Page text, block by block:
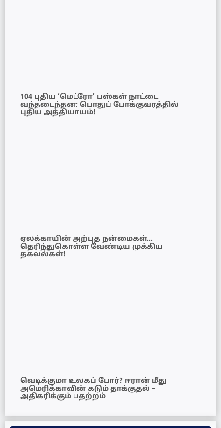
104 புதிய ‘மெட்ரோ’ பஸ்கள் நாட்டை
வந்தடைந்தன; பொதுப் போக்குவரத்தில்
புதிய அத்தியாயம்!
ஏலக்காயின் அற்புத நன்மைகள்…
தெரிந்துகொள்ள வேண்டிய முக்கிய
தகவல்கள்!
வெடிக்குமா உலகப் போர்? ஈரான் மீது
அமெரிக்காவின் கடும் தாக்குதல் –
அதிகரிக்கும் பதற்றம்